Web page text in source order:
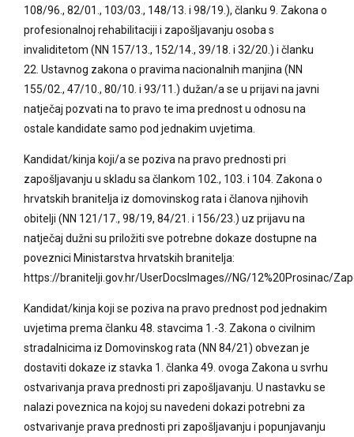
108/96., 82/01., 103/03., 148/13. i 98/19.), članku 9. Zakona o
profesionalnoj rehabilitaciji i zapošljavanju osoba s
invaliditetom (NN 157/13., 152/14., 39/18. i 32/20.) i članku
22. Ustavnog zakona o pravima nacionalnih manjina (NN
155/02., 47/10., 80/10. i 93/11.) dužan/a se u prijavi na javni
natječaj pozvati na to pravo te ima prednost u odnosu na
ostale kandidate samo pod jednakim uvjetima.
Kandidat/kinja koji/a se poziva na pravo prednosti pri
zapošljavanju u skladu sa člankom 102., 103. i 104. Zakona o
hrvatskih branitelja iz domovinskog rata i članova njihovih
obitelji (NN 121/17., 98/19, 84/21. i 156/23.) uz prijavu na
natječaj dužni su priložiti sve potrebne dokaze dostupne na
poveznici Ministarstva hrvatskih branitelja:
https://branitelji.gov.hr/UserDocsImages//NG/12%20Prosinac/
Kandidat/kinja koji se poziva na pravo prednost pod jednakim
uvjetima prema članku 48. stavcima 1.-3. Zakona o civilnim
stradalnicima iz Domovinskog rata (NN 84/21) obvezan je
dostaviti dokaze iz stavka 1. članka 49. ovoga Zakona u svrhu
ostvarivanja prava prednosti pri zapošljavanju. U nastavku se
nalazi poveznica na kojoj su navedeni dokazi potrebni za
ostvarivanje prava prednosti pri zapošljavanju i popunjavanju